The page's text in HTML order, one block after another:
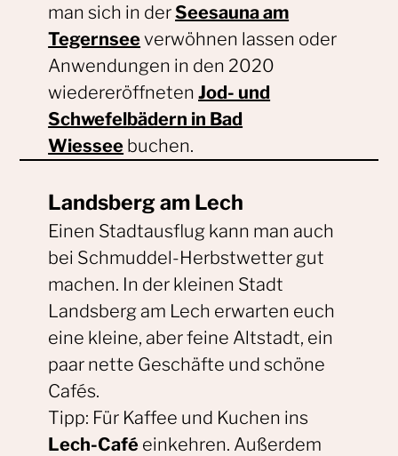
man sich in derSeesauna am
Tegernseeverwöhnen lassen oder
Anwendungen in den 2020
wiedereröffnetenJod- und
Schwefelbädern in Bad
Wiessee buchen.
Landsberg am Lech
Einen Stadtausflug kann man auch
bei Schmuddel-Herbstwetter gut
machen. In der kleinen Stadt
Landsberg am Lech erwarten euch
eine kleine, aber feine Altstadt, ein
paar nette Geschäfte und schöne
Cafés.
Tipp: Für Kaffee und Kuchen ins
Lech-Café einkehren. Außerdem